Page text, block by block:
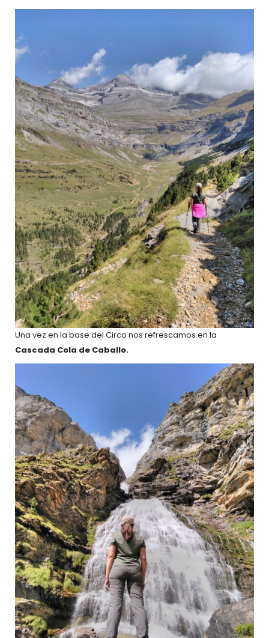
Una vez en la base del Circo nos refrescamos en la
Cascada Cola de Caballo.